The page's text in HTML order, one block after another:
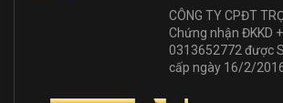
CÔNG TY CPĐT
Chứng nhận ĐKKD
0313652772 được
cấp ngày 16/2/